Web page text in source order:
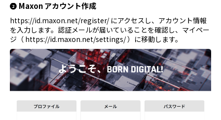
Maxon アカウント作成
https://id.maxon.net/register/ にアクセスし、アカウント情報
を入力します。認証メールが届いていることを確認し、マイペー
ジ（ https://id.maxon.net/settings/ ）に移動します。